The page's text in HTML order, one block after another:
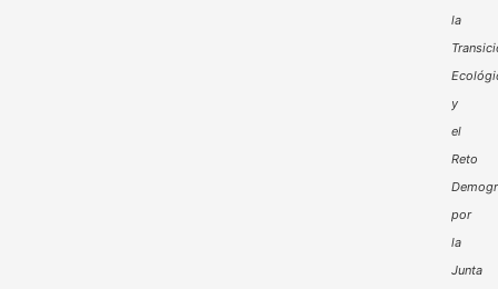
la
y
el
Reto
por
la
Junta